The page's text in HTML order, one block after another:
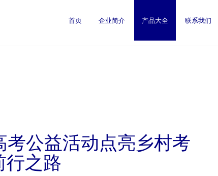
首页 企业简介 产品大全 联系我们
考公益活动点亮乡村考
行之路